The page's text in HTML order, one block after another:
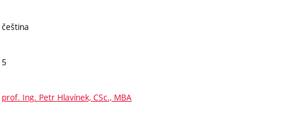
čeština
5
prof. Ing. Petr Hlavínek, CSc., MBA